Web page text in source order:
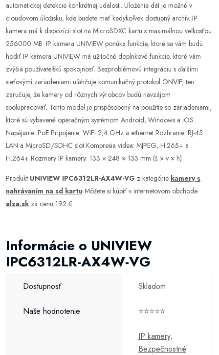
automatickej detekcie konkrétnej udalosti. Uloženie dát je možné v
cloudovom úložisku, kde budete mať kedykoľvek dostupný archív. IP
kamera má k dispozícii slot na MicroSDXC kartu s maximálnou veľkosťou
256000 MB. IP kamera UNIVIEW ponúka funkcie, ktoré sa vám budú
hodiť IP kamera UNIVIEW má užitočné doplnkové funkcie, ktoré vám
zvýšia používateľskú spokojnosť. Bezproblémovú integráciu s ďalšími
sieťovými zariadeniami uľahčuje komunikačný protokol ONVIF, ten
zaručuje, že kamery od rôznych výrobcov budú navzájom
spolupracovať. Tento model je prispôsobený na použitie so zariadeniami,
ktoré sú vybavené operačným systémom Android, Windows a iOS.
Napájanie: PoE Pripojenie: WiFi 2,4 GHz a ethernet Rozhranie: RJ-45
LAN a MicroSD/SDHC slot Kompresia videa: MJPEG, H.265+ a
H.264+ Rozmery IP kamery: 133 × 248 × 133 mm (š × v × h)
Produkt UNIVIEW IPC6312LR-AX4W-VG z kategórie kamery s
nahrávaním na sd kartu Môžete si kúpiť v internetovom obchode
alza.sk za cenu 192 €.
Informácie o UNIVIEW
IPC6312LR-AX4W-VG
Dostupnosť Skladom
Naše hodnotenie ⭐⭐⭐⭐⭐
IP kamery,
Bezpečnostné